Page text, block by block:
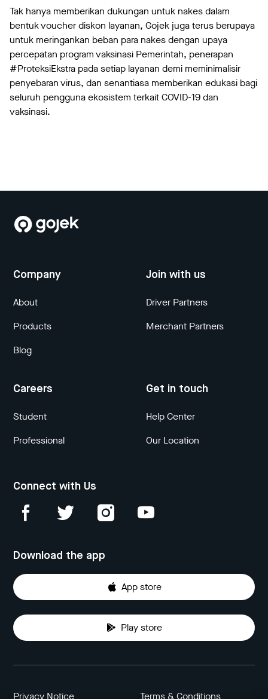
Tak hanya memberikan dukungan untuk nakes dalam
bentuk voucher diskon layanan, Gojek juga terus berupaya
untuk meringankan beban para nakes dengan upaya
percepatan program vaksinasi Pemerintah, penerapan
#ProteksiEkstra pada setiap layanan demi meminimalisir
penyebaran virus, dan senantiasa memberikan edukasi bagi
seluruh pengguna ekosistem terkait COVID-19 dan
vaksinasi.
Company
About
Products
Blog
Join with us
Driver Partners
Merchant Partners
Careers
Student
Professional
Get in touch
Help Center
Our Location
Connect with Us
Download the app
App store
Play store
Privacy Notice Terms & Conditions